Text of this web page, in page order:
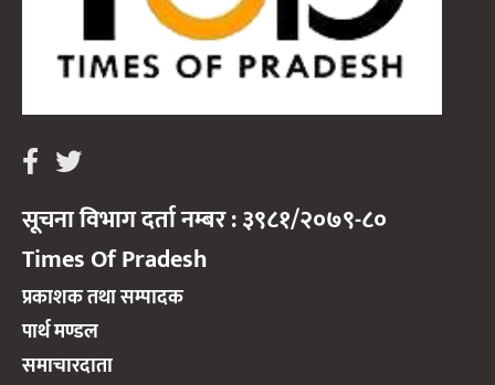
सूचना विभाग दर्ता नम्बर : ३९८१/२०७९-८०
Times Of Pradesh
प्रकाशक तथा सम्पादक
पार्थ मण्डल
समाचारदाता